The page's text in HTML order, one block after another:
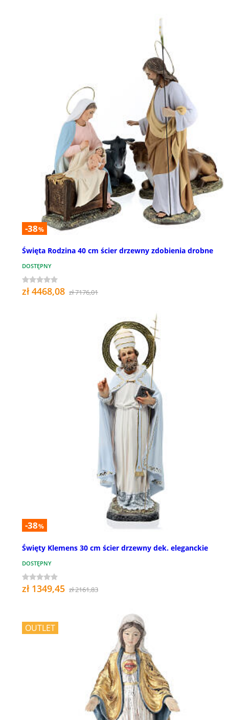
-38%
Święta Rodzina 40 cm ścier drzewny zdobienia drobne
DOSTĘPNY
zł 4468,08 zł 7176,01
-38%
Święty Klemens 30 cm ścier drzewny dek. eleganckie
DOSTĘPNY
zł 1349,45 zł 2161,83
OUTLET